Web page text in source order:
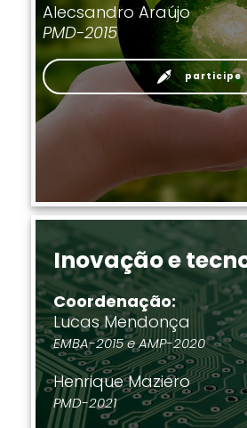
Alecsandro Araújo
PMD-2015
participe
Inovação e t
Coordenação:
Lucas Mendonça
EMBA-2015 e AMP-2020
Henrique Maziero
PMD-2021